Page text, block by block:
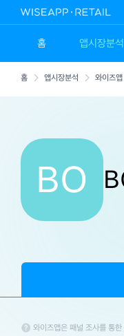
홈 앱시장분석
홈 앱시장분석 와이즈앱
BO
와이즈앱은 패널 조사를 통